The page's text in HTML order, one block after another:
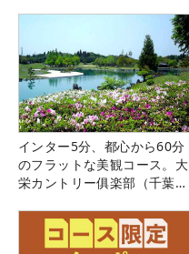
インター5分、都心から60分
のフラットな美観コース。大
栄カントリー俱楽部（千葉